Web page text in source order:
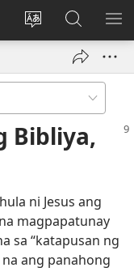
Baguhin
ng
Mag-
log
bubukas
bagong
window)
sa
JW.ORG
Bibliya,
ni Jesus ang
magpapatunay
sa “katapusan ng
ang panahong